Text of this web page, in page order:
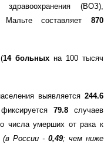
(ВОЗ),
составляет870
14 больныхна 100 тысяч
выявляется 244.6
79.8 случаев
числа умерших от рака к
(в России - 0,49; чем ниже